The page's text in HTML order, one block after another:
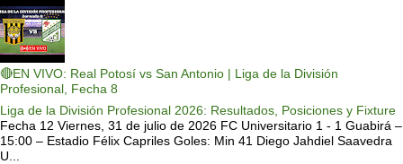
🔴EN VIVO: Real Potosí vs San Antonio | Liga de la División
Profesional, Fecha 8
Liga de la División Profesional 2026: Resultados, Posiciones y Fixture
Fecha 12 Viernes, 31 de julio de 2026 FC Universitario 1 - 1 Guabirá –
15:00 – Estadio Félix Capriles Goles: Min 41 Diego Jahdiel Saavedra
U...